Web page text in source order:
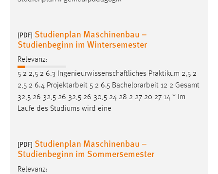
[PDF] Studienplan Maschinenbau –
Studienbeginn im Wintersemester
Relevanz:
5 2 2,5 2 6.3 Ingenieurwissenschaftliches Praktikum 2,5 2
2,5 2 6.4 Projektarbeit 5 2 6.5 Bachelorarbeit 12 2 Gesamt
32,5 26 32,5 26 32,5 26 30,5 24 28 2 27 20 27 14 * Im
Laufe des Studiums wird eine
[PDF] Studienplan Maschinenbau –
Studienbeginn im Sommersemester
Relevanz:
MARKETING
Marketing Cookies werden von Drittanbietern
verwendet, um personalisierte Werbung anzuzeigen.
Sie tun dies, indem sie Besucher über Websites
Google Ads
Name:
_gcl_au